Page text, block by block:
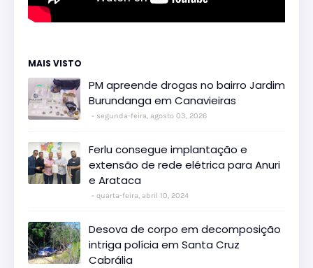
MAIS VISTO
PM apreende drogas no bairro Jardim
Burundanga em Canavieiras
segunda-feira, agosto 03, 2026
Ferlu consegue implantação e
extensão de rede elétrica para Anuri
e Arataca
quarta-feira, abril 10, 2024
Desova de corpo em decomposição
intriga polícia em Santa Cruz
Cabrália